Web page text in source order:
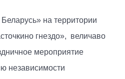
на территории
гнездо», величаво
мероприятие
независимости